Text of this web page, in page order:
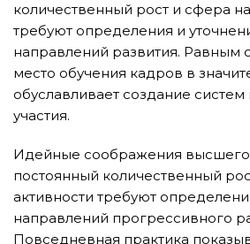
количественный рост и сфера
требуют определения и
направлений развития. Равным
место обучения кадров в
обуславливает создание
участия.
Идейные соображения высшего
постоянный количественный
активности требуют
направлений прогрессивного
Повседневная практика